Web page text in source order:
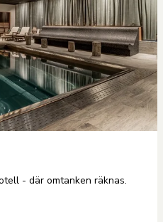
- där omtanken räknas.